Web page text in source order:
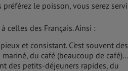
le poisson, vous serez
celles des Français. Ainsi :
et consistant. C’est souvent des
du café (beaucoup de café)…
des petits-déjeuners rapides, du